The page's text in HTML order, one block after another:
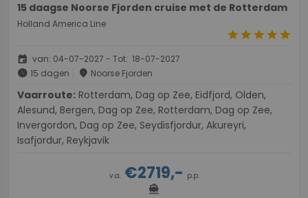
15 daagse Noorse Fjorden cruise met de Rotterdam
Holland America Line
starstarstarstarstar
event van: 04-07-2027 - Tot: 18-07-2027
schedule 15 dagen place Noorse Fjorden
Vaarroute:
Alesund, Bergen, Dag op Zee, Rotterdam, Dag op Zee,
Invergordon, Dag op Zee, Seydisfjordur, Akureyri,
Isafjordur, Reykjavik
v.a.€2719,- p.p.
directions_boat